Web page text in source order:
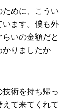
ために、こうい
います。僕も外
いの金額だと
かりましたか
術を持ち帰っ
て来てくれて